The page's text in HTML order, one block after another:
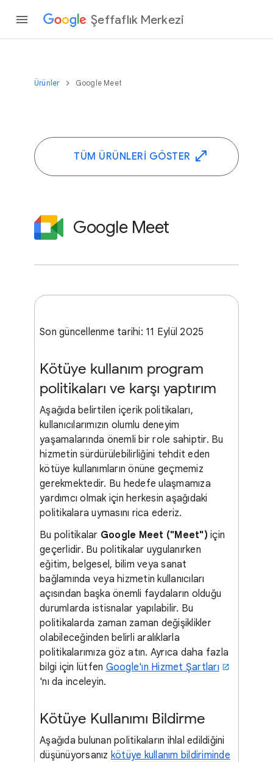
Şeffaflık Merkezi
Ürünler Google Meet
TÜM ÜRÜNLERI GÖSTER
Google Meet